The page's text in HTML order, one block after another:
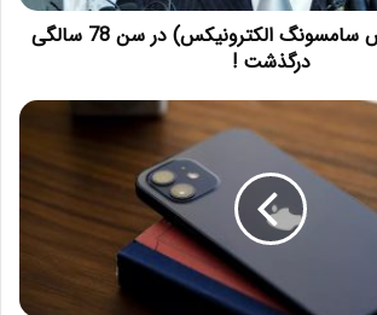
لی کان هی (رئیس سامسونگ الکترونیکس) در سن 78 سالگی
درگذشت !